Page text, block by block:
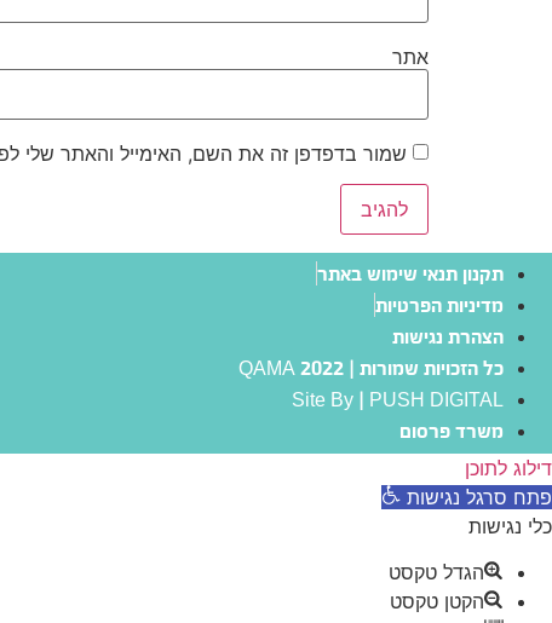
אתר
שמור בדפדפן זה את השם, האימייל והאתר שלי
תקנון תנאי שימוש באתר
מדיניות הפרטיות
הצהרת נגישות
כל הזכויות שמורות | QAMA 2022
Site By | PUSH DIGITAL
משרד פרסום
דילוג לתוכן
פתח סרגל נגישות
כלי נגישות
הגדל טקסט
הקטן טקסט